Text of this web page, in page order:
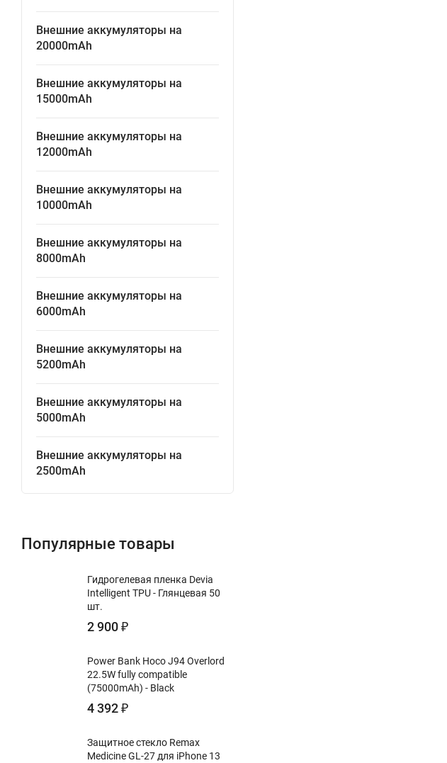
Внешние аккумуляторы на
20000mAh
Внешние аккумуляторы на
15000mAh
Внешние аккумуляторы на
12000mAh
Внешние аккумуляторы на
10000mAh
Внешние аккумуляторы на
8000mAh
Внешние аккумуляторы на
6000mAh
Внешние аккумуляторы на
5200mAh
Внешние аккумуляторы на
5000mAh
Внешние аккумуляторы на
2500mAh
Популярные товары
Гидрогелевая пленка Devia
Intelligent TPU - Глянцевая 50
шт.
2 900₽
Power Bank Hoco J94 Overlord
22.5W fully compatible
(75000mAh) - Black
4 392₽
Защитное стекло Remax
Medicine GL-27 для iPhone 13